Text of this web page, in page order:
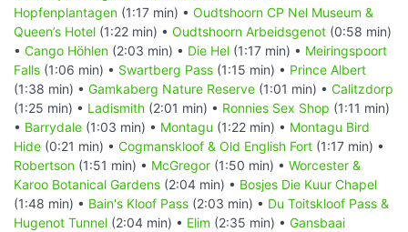
Hopfenplantagen (1:17 min) • Oudtshoorn CP Nel Museum &
Queen’s Hotel (1:22 min) • Oudtshoorn Arbeidsgenot (0:58 min)
• Cango Höhlen (2:03 min) • Die Hel (1:17 min) • Meiringspoort
Falls (1:06 min) • Swartberg Pass (1:15 min) • Prince Albert
(1:38 min) • Gamkaberg Nature Reserve (1:01 min) • Calitzdorp
(1:25 min) • Ladismith (2:01 min) • Ronnies Sex Shop (1:11 min)
• Barrydale (1:03 min) • Montagu (1:22 min) • Montagu Bird
Hide (0:21 min) • Cogmanskloof & Old English Fort (1:17 min) •
Robertson (1:51 min) • McGregor (1:50 min) • Worcester &
Karoo Botanical Gardens (2:04 min) • Bosjes Die Kuur Chapel
(1:48 min) • Bain's Kloof Pass (2:03 min) • Du Toitskloof Pass &
Hugenot Tunnel (2:04 min) • Elim (2:35 min) • Gansbaai